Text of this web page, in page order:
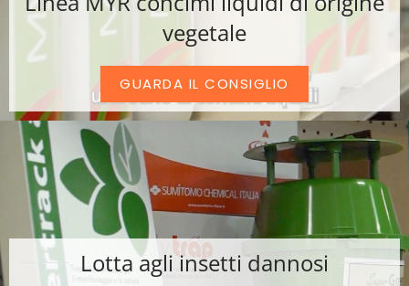
vegetale
GUARDA IL CONSIGLIO
Lotta agli insetti dannosi